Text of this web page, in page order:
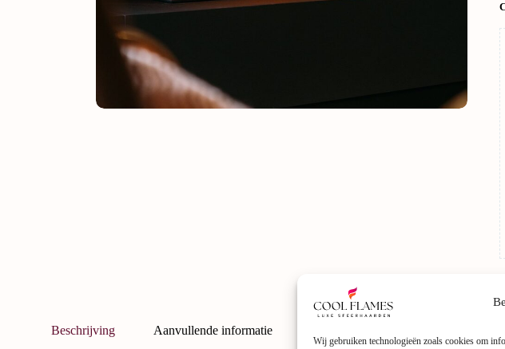
Wij gebruiken technologieën zoals cookies om
Beschrijving Aanvullende informatie